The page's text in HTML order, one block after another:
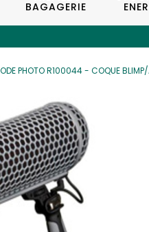
BAGAGERIE
PHOTO R100044 - COQUE